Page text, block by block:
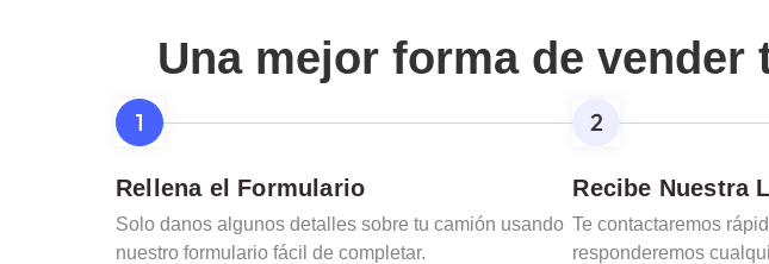
Una mejor forma de
Rellena el Formulario
Solo danos algunos detalles sobre tu camión usando
nuestro formulario fácil de completar.
Recibe Nuestra
Te contactaremos
responderemos